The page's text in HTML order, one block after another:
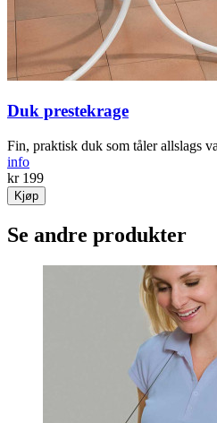
Duk prestekrage
Fin, praktisk duk som tåler allslags
info
kr 199
Kjøp
Se andre produkter